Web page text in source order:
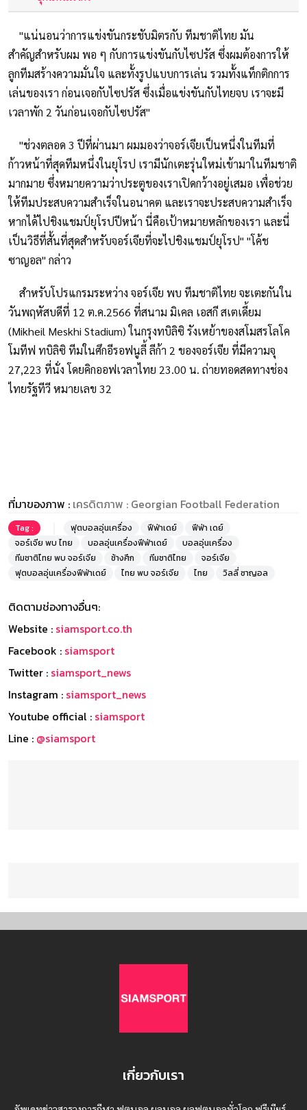
"แน่นอนว่าการแข่งขันกระชับมิตรกับ ทีมชาติไทย มัน
สําคัญสําหรับผม พอ ๆ กับการแข่งขันกับไซปรัส ซึ่งผมต้องการให้
ลูกทีมสร้างความมั่นใจ และทั้งรูปแบบการเล่น รวมทั้งแท็กติกการ
เล่นของเรา ก่อนเจอกับไซปรัส ซึ่งเมื่อแข่งขันกับไทยจบ เราจะมี
เวลาพัก 2 วันก่อนเจอกับไซปรัส"
"ช่วงตลอด 3 ปีที่ผ่านมา ผมมองว่าจอร์เจียเป็นหนึ่งในทีมที่
ก้าวหน้าที่สุดทีมหนึ่งในยุโรป เรามีนักเตะรุ่นใหม่เข้ามาในทีมชาติ
มากมาย ซึ่งหมายความว่าประตูของเราเปิดกว้างอยู่เสมอ เพื่อช่วย
ให้ทีมประสบความสําเร็จในอนาคต และเราจะประสบความสําเร็จ
หากได้ไปชิงแชมป์ยุโรปปีหน้า นี่คือเป้าหมายหลักของเรา และนี่
เป็นวิธีที่สั้นที่สุดสําหรับจอร์เจียที่จะไปชิงแชมป์ยุโรป" "โค้ช
ซาญอล" กล่าว
สำหรับโปรแกรมระหว่าง จอร์เจีย พบ ทีมชาติไทย จะเตะกันใน
วันพฤหัสบดีที่ 12 ต.ค.2566 ที่สนาม มิเคล เอสกี สเตเดี้ยม
(Mikheil Meskhi Stadium) ในกรุงทบิลิซิ รังเหย้าของสโมสรโลโค
โมทีฟ ทบิลิซิ ทีมในศึกอีรอฟนูลี้ ลีก้า 2 ของจอร์เจีย ที่มีความจุ
27,223 ที่นั่ง โดยคิกออฟเวลาไทย 23.00 น. ถ่ายทอดสดทางช่อง
ไทยรัฐทีวี หมายเลข 32
ที่มาของภาพ : เครดิตภาพ : Georgian Football Federation
Tag : ฟุตบอลอุ่นเครื่อง ฟีฟ่าเดย์
ฟีฟ่า เดย์
จอร์เจีย พบ ไทย
บอลอุ่นเครื่องฟีฟ่าเดย์
บอลอุ่นเครื่อง
ทีมชาติไทย พบ จอร์เจีย
ช้างศึก ทีมชาติไทย
จอร์เจีย
ฟุตบอลอุ่นเครื่องฟีฟ่าเดย์
ไทย พบ จอร์เจีย ไทย วิลลี่ ซาญอล
ติดตามช่องทางอื่นๆ:
Website : siamsport.co.th
Facebook : siamsport
Twitter : siamsport_news
Instagram : siamsport_news
Youtube official : siamsport
Line : @siamsport
เกี่ยวกับเรา